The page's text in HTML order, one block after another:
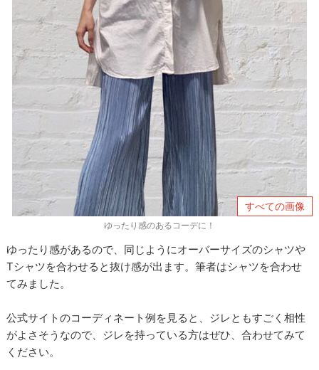
すべての画像
ゆったり感のあるコーデに！
ゆったり感があるので、同じようにオーバーサイズのシャツや
Tシャツを合わせると抜け感が出ます。筆者はシャツを合わせ
てみました。
公式サイトのコーディネート例を見ると、ジレともすごく相性
がよさそうなので、ジレを持っている方はぜひ、合わせてみて
ください。